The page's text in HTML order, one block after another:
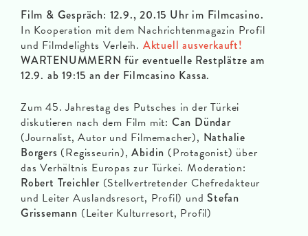
Film & Gespräch: 12.9., 20.15 Uhr im Filmcasino.
In Kooperation mit dem Nachrichtenmagazin Profil
und Filmdelights Verleih. Aktuell ausverkauft!
WARTENUMMERN für eventuelle Restplätze am
12.9. ab 19:15 an der Filmcasino Kassa.
Zum 45. Jahrestag des Putsches in der Türkei
diskutieren nach dem Film mit: Can Dündar
(Journalist, Autor und Filmemacher), Nathalie
Borgers (Regisseurin),Abidin (Protagonist) über
das Verhältnis Europas zur Türkei. Moderation:
Robert Treichler(Stellvertretender Chefredakteur
und Leiter Auslandsresort, Profil) undStefan
Grissemann (Leiter Kulturresort, Profil)